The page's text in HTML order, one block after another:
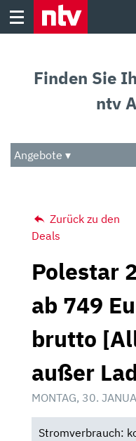
Skip
Audio
Das Beste
Finden Sie
ntv
Angebote ▾
Zurück zu den
Deals
Polestar
ab 749
brutto
außer
MONTAG, 30.
Stromverbrauch: